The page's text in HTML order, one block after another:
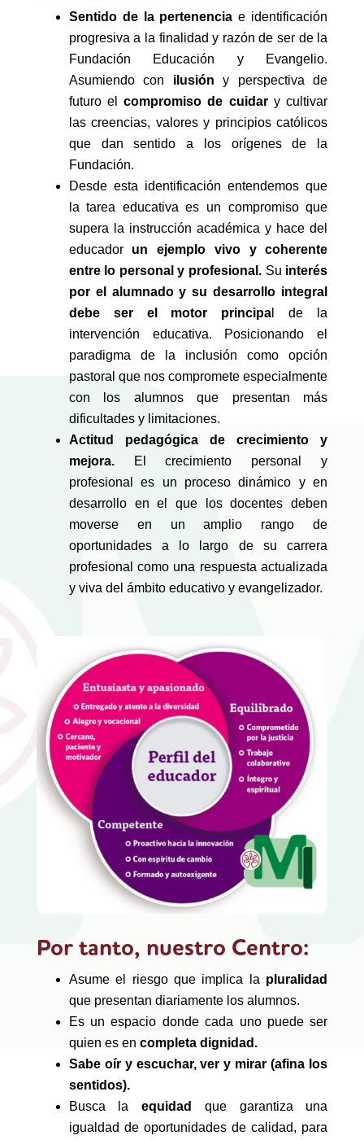
Sentido de la pertenencia e identificación
progresiva a la finalidad y razón de ser de la
Fundación Educación y Evangelio.
Asumiendo con ilusión y perspectiva de
futuro elcompromiso de cuidary cultivar
las creencias, valores y principios católicos
que dan sentido a los orígenes de la
Fundación.
Desde esta identificación entendemos que
la tarea educativa es un compromiso que
supera la instrucción académica y hace del
educador un ejemplo vivo y coherente
entre lo personal y profesional. Su interés
por el alumnado y su desarrollo integral
debe ser el motor principa l de la
intervención educativa. Posicionando el
paradigma de la inclusión como opción
pastoral que nos compromete especialmente
con los alumnos que presentan más
dificultades y limitaciones.
Actitud pedagógica de crecimiento y
mejora.El crecimiento personal y
profesional es un proceso dinámico y en
desarrollo en el que los docentes deben
moverse en un amplio rango de
oportunidades a lo largo de su carrera
profesional como una respuesta actualizada
y viva del ámbito educativo y evangelizador.
Por tanto, nuestro Centro:
Asume el riesgo que implica la pluralidad
que presentan diariamente los alumnos.
Es un espacio donde cada uno puede ser
quien es en completa dignidad.
Sabe oír y escuchar, ver y mirar (afina los
sentidos).
Busca laequidad
que garantiza una
igualdad de oportunidades de calidad, para